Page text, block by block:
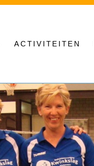
ACTIVITEITEN